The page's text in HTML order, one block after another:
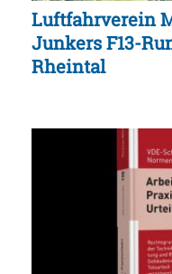
Luftfahrverein
Junkers F13-
Rheintal